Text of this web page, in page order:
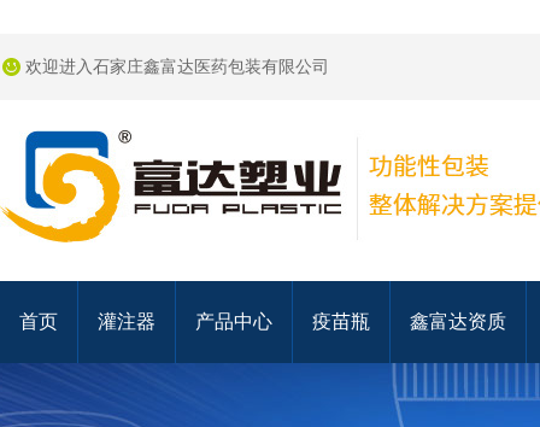
欢迎进入石家庄鑫富达医药包装有限公司
首页 灌注器 产品中心 疫苗瓶 鑫富达资质